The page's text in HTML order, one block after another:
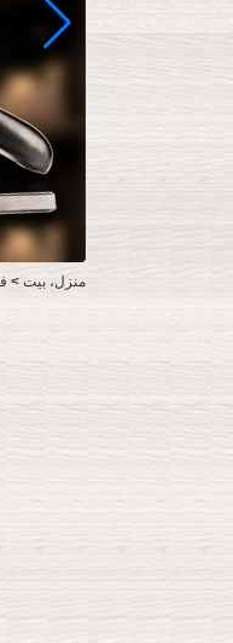
منزل، بيت >